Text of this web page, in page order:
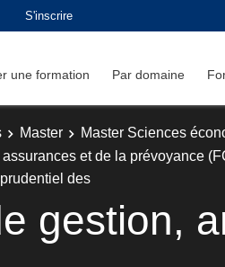
S'inscrire
une formation Par domaine
Master
Master Sciences
et de la prévoyance
des
gestion,